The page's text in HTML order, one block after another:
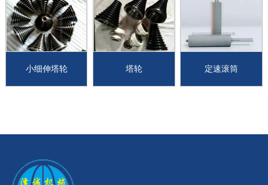
小细伸塔轮 塔轮 定速滚筒